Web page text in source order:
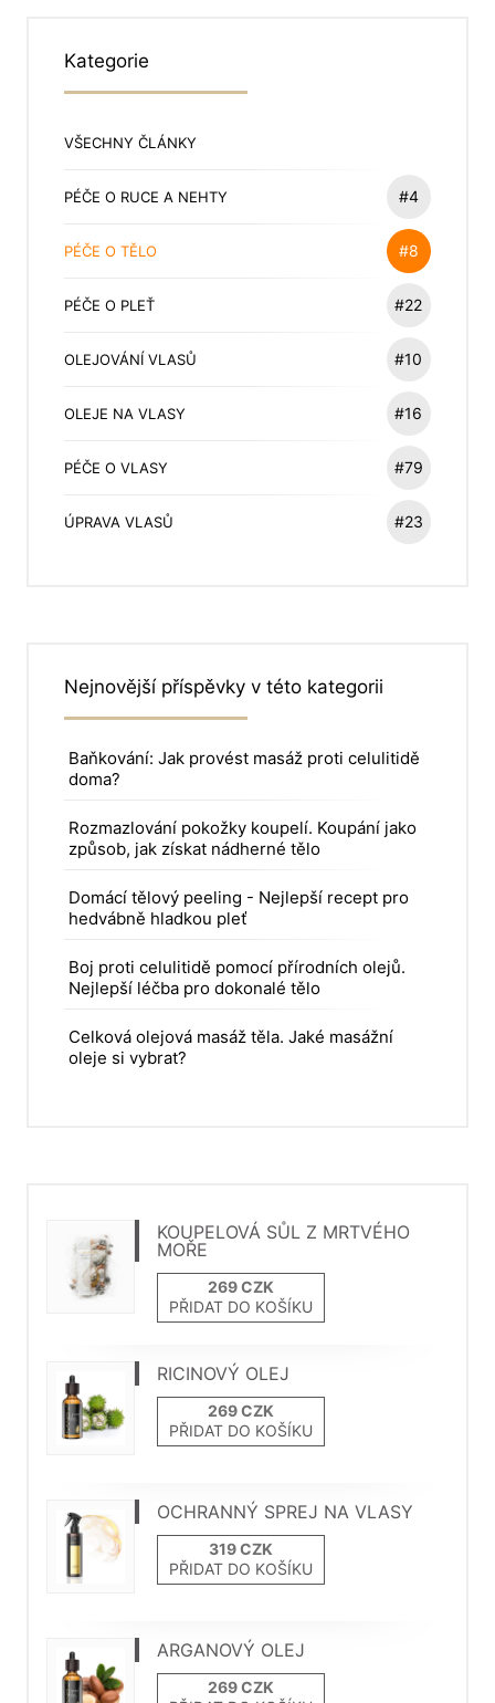
Kategorie
VŠECHNY ČLÁNKY
PÉČE O RUCE A NEHTY #4
PÉČE O TĚLO #8
PÉČE O PLEŤ #22
OLEJOVÁNÍ VLASŮ #10
OLEJE NA VLASY #16
PÉČE O VLASY #79
ÚPRAVA VLASŮ #23
Nejnovější příspěvky v této kategorii
Baňkování: Jak provést masáž proti celulitidě
doma?
Rozmazlování pokožky koupelí. Koupání jako
způsob, jak získat nádherné tělo
Domácí tělový peeling - Nejlepší recept pro
hedvábně hladkou pleť
Boj proti celulitidě pomocí přírodních olejů.
Nejlepší léčba pro dokonalé tělo
Celková olejová masáž těla. Jaké masážní
oleje si vybrat?
KOUPELOVÁ SŮL Z MRTVÉHO
MOŘE
PŘIDAT DO KOŠÍKU
RICINOVÝ OLEJ
PŘIDAT DO KOŠÍKU
OCHRANNÝ SPREJ NA VLASY
PŘIDAT DO KOŠÍKU
ARGANOVÝ OLEJ